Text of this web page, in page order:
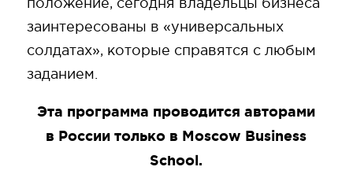
заинтересованы в «универсальных
солдатах», которые справятся с любым
заданием.
Эта программа проводится авторами
в России только в Moscow Business
School.